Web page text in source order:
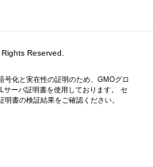
Reserved.
号化と実在性の証明のため、GMOグロ
サーバ証明書を使用しております。 セ
明書の検証結果をご確認ください。